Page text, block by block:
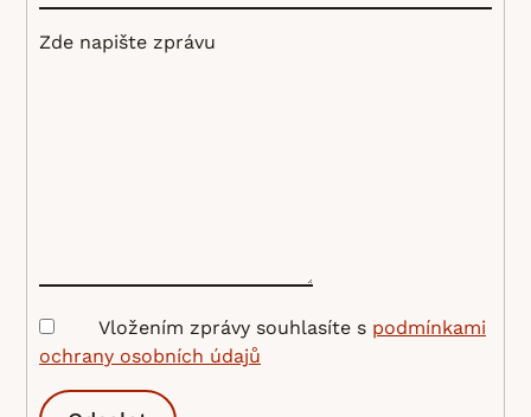
Zde napište zprávu
Vložením zprávy souhlasíte s podmínkami
ochrany osobních údajů